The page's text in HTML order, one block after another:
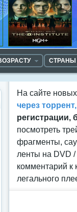
На сайте
через
регистрации,
посмотреть
фрагменты,
ленты на DVD
комментарий к
легального